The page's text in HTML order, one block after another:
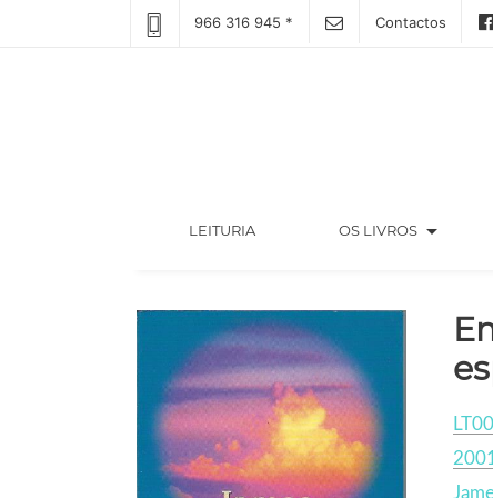
966 316 945 * Contactos
LEITURIA(CURRENT) OS LIVROS arrow_drop_down